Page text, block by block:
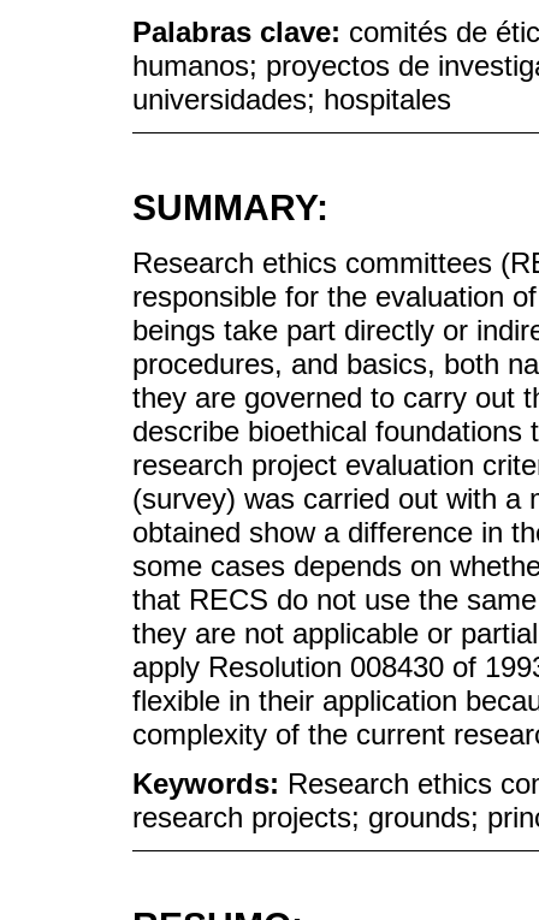
Palabras clave: comités de
humanos; proyectos de
universidades; hospitales
SUMMARY:
Research ethics committees
responsible for the evaluation
beings take part directly or
procedures, and basics, both
they are governed to carry out
describe bioethical
research project evaluation
(survey) was carried out with a
obtained show a difference in
some cases depends on
that RECS do not use the
they are not applicable or
apply Resolution 008430 of
flexible in their application
complexity of the current
Keywords: Research ethics
research projects; grounds;